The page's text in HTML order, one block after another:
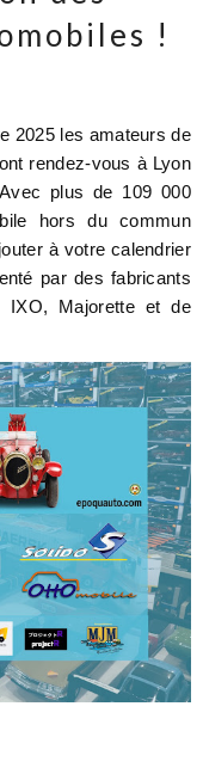
!
2025 les amateurs de
rendez-vous à Lyon
plus de 109 000
hors du commun
à votre calendrier
par des fabricants
IXO, Majorette et de